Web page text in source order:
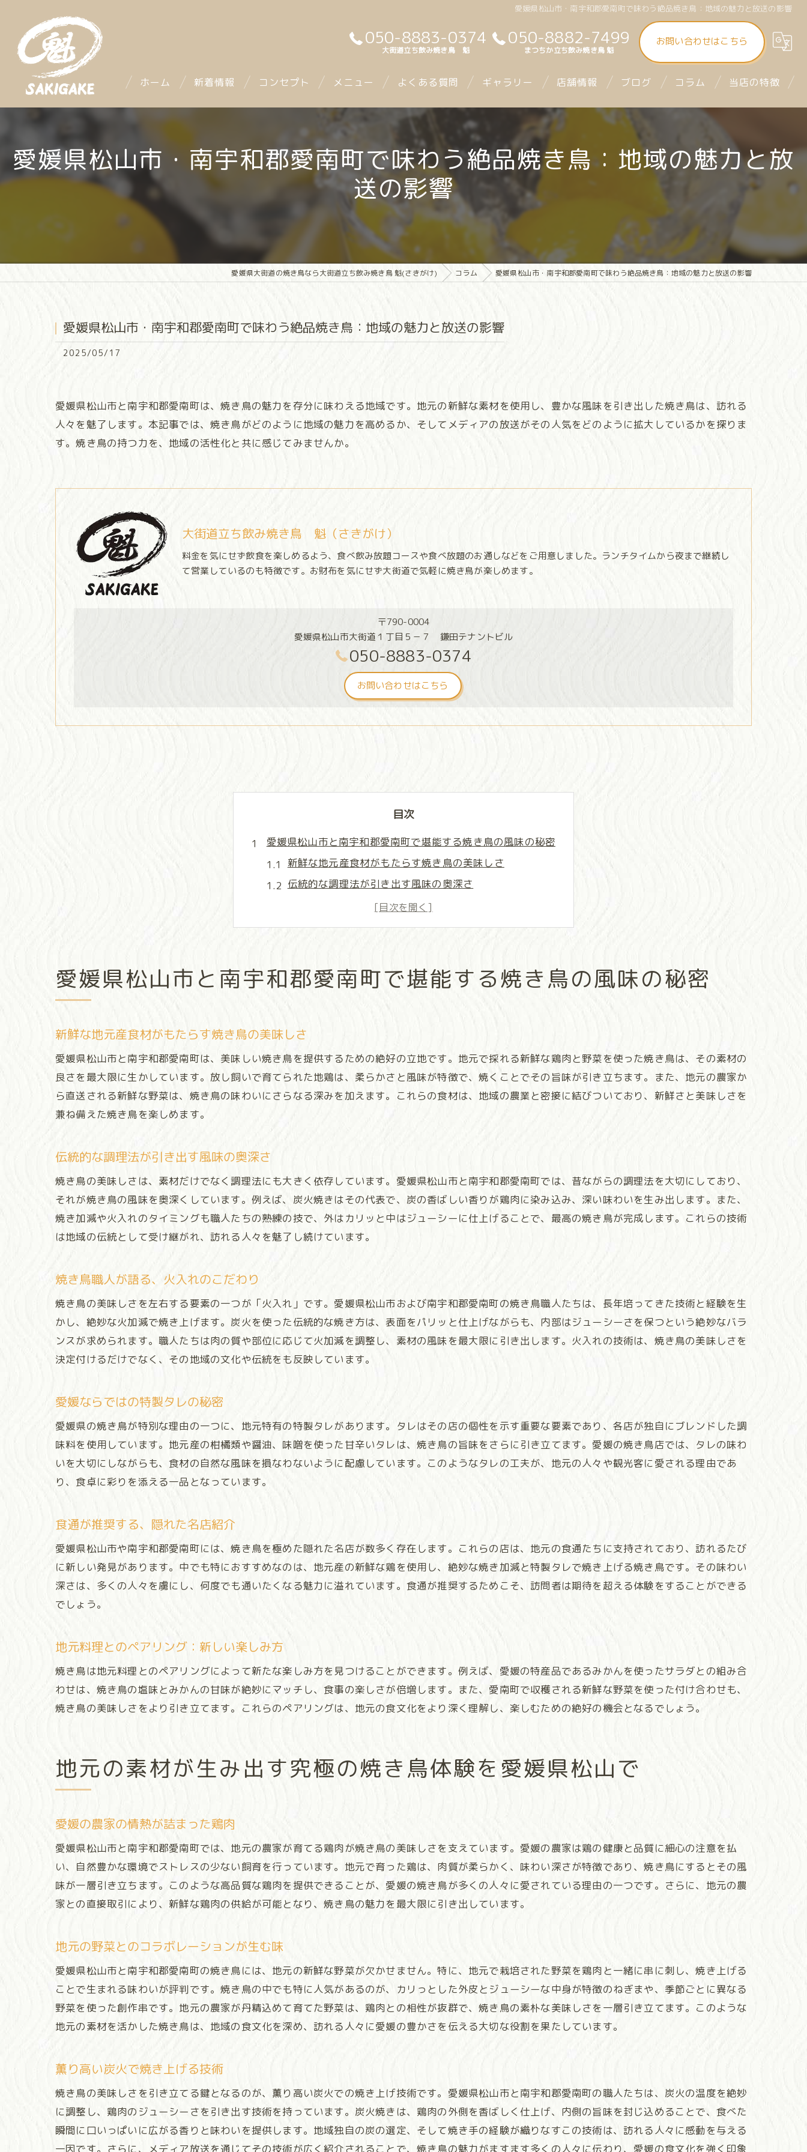
愛媛県松山市・南宇和郡愛南町で味わう絶品焼き鳥：地域の魅力と放送の影響
050-8883-0374
大街道立ち飲み焼き鳥 魁
050-8882-7499
まつちか立ち飲み焼き鳥 魁
お問い合わせはこちら
ホーム 新着情報 コンセプト メニュー よくある質問 ギャラリー 店舗情報
大街道立ち飲み焼き鳥 魁（さきがけ）
まつちか立ち飲み焼き鳥 魁
ブログ コラム 当店の特徴
昼飲み
愛媛県松山市・南宇和郡愛南町で味わう絶品焼き鳥：地域の魅力と放
送の影響
愛媛県大街道の焼き鳥なら大街道立ち飲み焼き鳥 魁(さきがけ) コラム 愛媛県松山市・南宇和郡愛南町で味わう絶品焼き鳥：地域の魅力と放送の影響
愛媛県松山市・南宇和郡愛南町で味わう絶品焼き鳥：地域の魅力と放送の影響
2025/05/17
愛媛県松山市と南宇和郡愛南町は、焼き鳥の魅力を存分に味わえる地域です。地元の新鮮な素材を使用し、豊かな風味を引き出した焼き鳥は、訪れる
人々を魅了します。本記事では、焼き鳥がどのように地域の魅力を高めるか、そしてメディアの放送がその人気をどのように拡大しているかを探りま
す。焼き鳥の持つ力を、地域の活性化と共に感じてみませんか。
大街道立ち飲み焼き鳥 魁（さきがけ）
料金を気にせず飲食を楽しめるよう、食べ飲み放題コースや食べ放題のお通しなどをご用意しました。ランチタイムから夜まで継続し
て営業しているのも特徴です。お財布を気にせず大街道で気軽に焼き鳥が楽しめます。
〒790-0004
愛媛県松山市大街道１丁目５－７ 鎌田テナントビル
050-8883-0374
お問い合わせはこちら
目次
愛媛県松山市と南宇和郡愛南町で堪能する焼き鳥の風味の秘密
新鮮な地元産食材がもたらす焼き鳥の美味しさ
伝統的な調理法が引き出す風味の奥深さ
焼き鳥職人が語る、火入れのこだわり
愛媛ならではの特製タレの秘密
地元料理とのペアリング：新しい楽しみ方
地元の素材が生み出す究極の焼き鳥体験を愛媛県松山で
地元の野菜とのコラボレーションが生む味
薫り高い炭火で焼き上げる技術
食材の鮮度を保つための調達方法
地元食材を生かしたオリジナルメニュー
観光客を魅了する焼き鳥フェスティバル
地域ブランドとしての焼き鳥プロモーション
地元メディアが取り上げる焼き鳥の魅力
焼き鳥を通じた地域活性化への取り組み
地元テレビ番組が紹介する焼き鳥の魅力
SNSでの発信がもたらす焼き鳥ブーム
焼き鳥特集が観光客に与える影響
メディア露出による店舗の集客効果
絶品焼き鳥が地域活性化に貢献する理由
地域住民の経済的安定を支える焼き鳥業界
地元食材の消費を促進する焼き鳥の役割
交流の場を提供する焼き鳥店舗の重要性
地元と訪問者をつなげる焼き鳥の力
地元焼き鳥ツアーでの新しい体験
ゲストから見た愛媛の焼き鳥の印象
焼き鳥を通じた異文化交流の可能性
代々受け継がれる伝統の味を守る
焼き鳥への愛が育む地域コミュニティ
地域の誇りとなる焼き鳥の魅力を全国へ
愛媛の焼き鳥を全国に広める活動
地元ブランドとしての焼き鳥の発展
焼き鳥フェアでの愛媛県の取り組み
焼き鳥を通じた地域の魅力発信戦略
愛媛県松山市と南宇和郡愛南町で堪能する焼き鳥の風味の秘密
新鮮な地元産食材がもたらす焼き鳥の美味しさ
愛媛県松山市と南宇和郡愛南町は、美味しい焼き鳥を提供するための絶好の立地です。地元で採れる新鮮な鶏肉と野菜を使った焼き鳥は、その素材の
良さを最大限に生かしています。放し飼いで育てられた地鶏は、柔らかさと風味が特徴で、焼くことでその旨味が引き立ちます。また、地元の農家か
ら直送される新鮮な野菜は、焼き鳥の味わいにさらなる深みを加えます。これらの食材は、地域の農業と密接に結びついており、新鮮さと美味しさを
兼ね備えた焼き鳥を楽しめます。
伝統的な調理法が引き出す風味の奥深さ
焼き鳥の美味しさは、素材だけでなく調理法にも大きく依存しています。愛媛県松山市と南宇和郡愛南町では、昔ながらの調理法を大切にしており、
それが焼き鳥の風味を奥深くしています。例えば、炭火焼きはその代表で、炭の香ばしい香りが鶏肉に染み込み、深い味わいを生み出します。また、
焼き加減や火入れのタイミングも職人たちの熟練の技で、外はカリッと中はジューシーに仕上げることで、最高の焼き鳥が完成します。これらの技術
は地域の伝統として受け継がれ、訪れる人々を魅了し続けています。
焼き鳥職人が語る、火入れのこだわり
焼き鳥の美味しさを左右する要素の一つが「火入れ」です。愛媛県松山市および南宇和郡愛南町の焼き鳥職人たちは、長年培ってきた技術と経験を生
かし、絶妙な火加減で焼き上げます。炭火を使った伝統的な焼き方は、表面をパリッと仕上げながらも、内部はジューシーさを保つという絶妙なバラ
ンスが求められます。職人たちは肉の質や部位に応じて火加減を調整し、素材の風味を最大限に引き出します。火入れの技術は、焼き鳥の美味しさを
決定付けるだけでなく、その地域の文化や伝統をも反映しています。
愛媛ならではの特製タレの秘密
愛媛県の焼き鳥が特別な理由の一つに、地元特有の特製タレがあります。タレはその店の個性を示す重要な要素であり、各店が独自にブレンドした調
味料を使用しています。地元産の柑橘類や醤油、味噌を使った甘辛いタレは、焼き鳥の旨味をさらに引き立てます。愛媛の焼き鳥店では、タレの味わ
いを大切にしながらも、食材の自然な風味を損なわないように配慮しています。このようなタレの工夫が、地元の人々や観光客に愛される理由であ
り、食卓に彩りを添える一品となっています。
食通が推奨する、隠れた名店紹介
愛媛県松山市や南宇和郡愛南町には、焼き鳥を極めた隠れた名店が数多く存在します。これらの店は、地元の食通たちに支持されており、訪れるたび
に新しい発見があります。中でも特におすすめなのは、地元産の新鮮な鶏を使用し、絶妙な焼き加減と特製タレで焼き上げる焼き鳥です。その味わい
深さは、多くの人々を虜にし、何度でも通いたくなる魅力に溢れています。食通が推奨するためこそ、訪問者は期待を超える体験をすることができる
でしょう。
地元料理とのペアリング：新しい楽しみ方
焼き鳥は地元料理とのペアリングによって新たな楽しみ方を見つけることができます。例えば、愛媛の特産品であるみかんを使ったサラダとの組み合
わせは、焼き鳥の塩味とみかんの甘味が絶妙にマッチし、食事の楽しさが倍増します。また、愛南町で収穫される新鮮な野菜を使った付け合わせも、
焼き鳥の美味しさをより引き立てます。これらのペアリングは、地元の食文化をより深く理解し、楽しむための絶好の機会となるでしょう。
地元の素材が生み出す究極の焼き鳥体験を愛媛県松山で
愛媛の農家の情熱が詰まった鶏肉
愛媛県松山市と南宇和郡愛南町では、地元の農家が育てる鶏肉が焼き鳥の美味しさを支えています。愛媛の農家は鶏の健康と品質に細心の注意を払
い、自然豊かな環境でストレスの少ない飼育を行っています。地元で育った鶏は、肉質が柔らかく、味わい深さが特徴であり、焼き鳥にするとその風
味が一層引き立ちます。このような高品質な鶏肉を提供できることが、愛媛の焼き鳥が多くの人々に愛されている理由の一つです。さらに、地元の農
家との直接取引により、新鮮な鶏肉の供給が可能となり、焼き鳥の魅力を最大限に引き出しています。
地元の野菜とのコラボレーションが生む味
愛媛県松山市と南宇和郡愛南町の焼き鳥には、地元の新鮮な野菜が欠かせません。特に、地元で栽培された野菜を鶏肉と一緒に串に刺し、焼き上げる
ことで生まれる味わいが評判です。焼き鳥の中でも特に人気があるのが、カリっとした外皮とジューシーな中身が特徴のねぎまや、季節ごとに異なる
野菜を使った創作串です。地元の農家が丹精込めて育てた野菜は、鶏肉との相性が抜群で、焼き鳥の素朴な美味しさを一層引き立てます。このような
地元の素材を活かした焼き鳥は、地域の食文化を深め、訪れる人々に愛媛の豊かさを伝える大切な役割を果たしています。
薫り高い炭火で焼き上げる技術
焼き鳥の美味しさを引き立てる鍵となるのが、薫り高い炭火での焼き上げ技術です。愛媛県松山市と南宇和郡愛南町の職人たちは、炭火の温度を絶妙
に調整し、鶏肉のジューシーさを引き出す技術を持っています。炭火焼きは、鶏肉の外側を香ばしく仕上げ、内側の旨味を封じ込めることで、食べた
瞬間に口いっぱいに広がる香りと味わいを提供します。地域独自の炭の選定、そして焼き手の経験が織りなすこの技術は、訪れる人々に感動を与える
一因です。さらに、メディア放送を通じてその技術が広く紹介されることで、焼き鳥の魅力がますます多くの人々に伝わり、愛媛の食文化を強く印象